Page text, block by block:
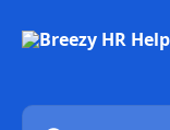
Buscar artículos...